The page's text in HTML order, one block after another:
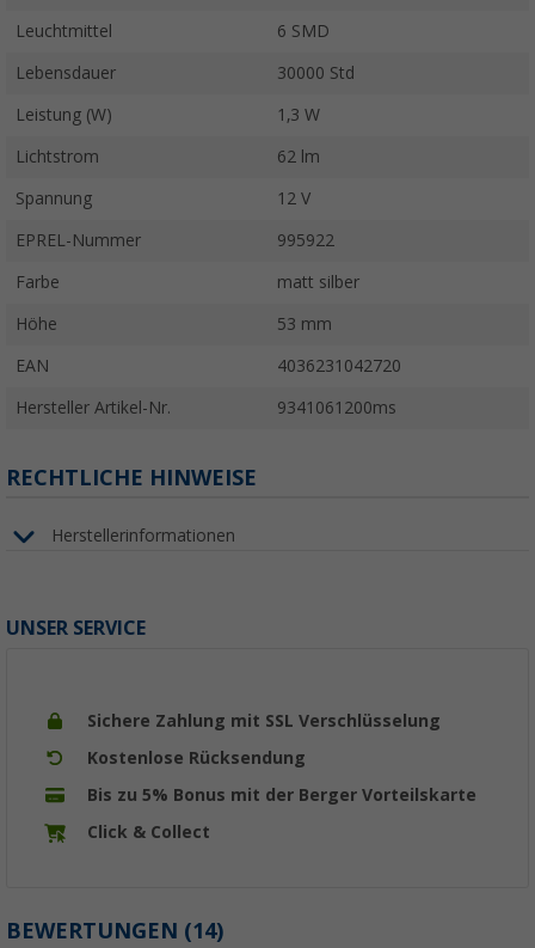
Leuchtmittel 6 SMD
Lebensdauer 30000 Std
Leistung (W) 1,3 W
Lichtstrom 62 lm
Spannung 12 V
EPREL-Nummer 995922
Farbe matt silber
Höhe 53 mm
EAN 4036231042720
Hersteller Artikel-Nr. 9341061200ms
RECHTLICHE HINWEISE
Herstellerinformationen
UNSER SERVICE
Sichere Zahlung mit SSL Verschlüsselung
Kostenlose Rücksendung
Bis zu 5% Bonus mit der Berger Vorteilskarte
Click & Collect
BEWERTUNGEN (14)